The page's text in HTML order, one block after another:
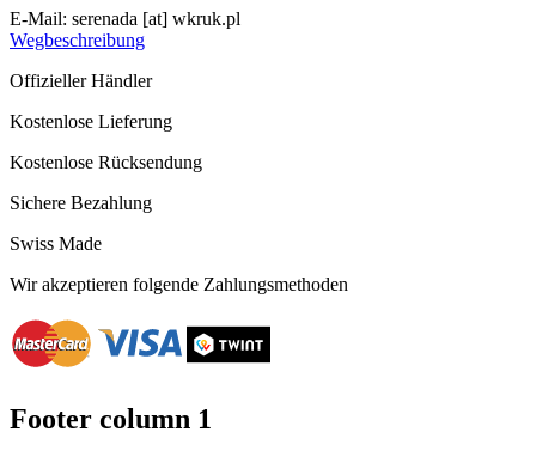
E-Mail: serenada [at] wkruk.pl
Wegbeschreibung
Offizieller Händler
Kostenlose Lieferung
Kostenlose Rücksendung
Sichere Bezahlung
Swiss Made
Wir akzeptieren folgende Zahlungsmethoden
Footer column 1